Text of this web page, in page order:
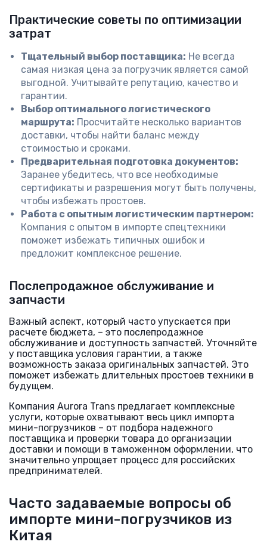
Практические советы по оптимизации
затрат
Тщательный выбор поставщика: Не всегда
самая низкая цена за погрузчик является самой
выгодной. Учитывайте репутацию, качество и
гарантии.
Выбор оптимального логистического
маршрута: Просчитайте несколько вариантов
доставки, чтобы найти баланс между
стоимостью и сроками.
Предварительная подготовка документов:
Заранее убедитесь, что все необходимые
сертификаты и разрешения могут быть получены,
чтобы избежать простоев.
Работа с опытным логистическим партнером:
Компания с опытом в импорте спецтехники
поможет избежать типичных ошибок и
предложит комплексное решение.
Послепродажное обслуживание и
запчасти
Важный аспект, который часто упускается при
расчете бюджета, – это послепродажное
обслуживание и доступность запчастей. Уточняйте
у поставщика условия гарантии, а также
возможность заказа оригинальных запчастей. Это
поможет избежать длительных простоев техники в
будущем.
Компания Aurora Trans предлагает комплексные
услуги, которые охватывают весь цикл импорта
мини-погрузчиков – от подбора надежного
поставщика и проверки товара до организации
доставки и помощи в таможенном оформлении, что
значительно упрощает процесс для российских
предпринимателей.
Часто задаваемые вопросы об
импорте мини-погрузчиков из
Китая